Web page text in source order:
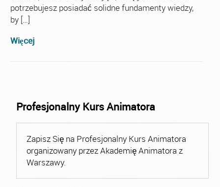
potrzebujesz posiadać solidne fundamenty wiedzy,
by […]
Więcej
Profesjonalny Kurs Animatora
Zapisz Się na Profesjonalny Kurs Animatora
organizowany przez Akademię Animatora z
Warszawy.